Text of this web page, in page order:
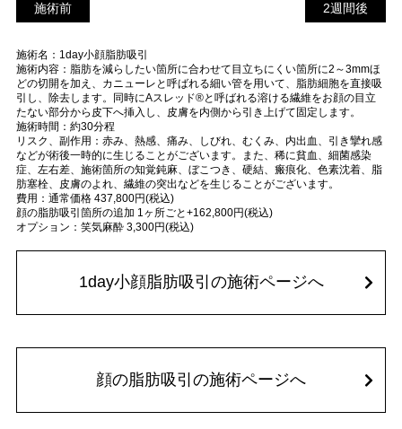
後
施術前 2週間後
施術名：1day小顔脂肪吸引
施術内容：脂肪を減らしたい箇所に合わせて目立ちにくい箇所に2～3mmほ
どの切開を加え、カニューレと呼ばれる細い管を用いて、脂肪細胞を直接吸
引し、除去します。同時にAスレッド®と呼ばれる溶ける繊維をお顔の目立
たない部分から皮下へ挿入し、皮膚を内側から引き上げて固定します。
施術時間：約30分程
リスク、副作用：赤み、熱感、痛み、しびれ、むくみ、内出血、引き攣れ感
などが術後一時的に生じることがございます。また、稀に貧血、細菌感染
症、左右差、施術箇所の知覚鈍麻、ぼこつき、硬結、瘢痕化、色素沈着、脂
肪塞栓、皮膚のよれ、繊維の突出などを生じることがございます。
費用：通常価格 437,800円(税込)
顔の脂肪吸引箇所の追加 1ヶ所ごと+162,800円(税込)
オプション：笑気麻酔 3,300円(税込)
1day小顔脂肪吸引の施術ページへ
顔の脂肪吸引の施術ページへ